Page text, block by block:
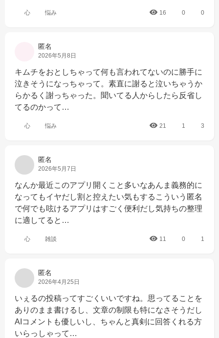
心 悩み 16 0 0
匿名
2026年5月8日
キムチをおとしちゃって何も言われてないのに勝手に
泣きそうになっちゃって。素直に謝ると泣いちゃうか
らかるく謝っちゃった。聞いてる人からしたら反省し
てるのかって…
心 悩み 21 1 3
匿名
2026年5月7日
なんか最近このアプリ開くこと多いなあんま義務的に
なってもイヤだし割と控えたい気もするこういう匿名
で何でも呟けるアプリはすごく便利だし気持ちの整理
に適してると…
心 雑談 11 0 1
匿名
2026年4月25日
いぇるの投稿ってすごくいいですね。思ってることを
ありのまま書けるし、文章の制限も特になさそうだし
AIコメントも優しいし、ちゃんと真剣に回答くれる方
いらっしゃって…